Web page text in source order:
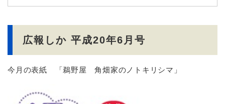
広報しか 平成20年6月号
今月の表紙 「鵜野屋 角畑家のノトキリシマ」